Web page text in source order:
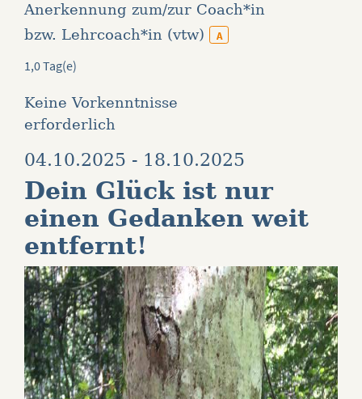
Anerkennung zum/zur Coach*in
bzw. Lehrcoach*in (vtw)
A
1,0 Tag(e)
Keine Vorkenntnisse
erforderlich
04.10.2025 - 18.10.2025
Dein Glück ist nur
einen Gedanken weit
entfernt!